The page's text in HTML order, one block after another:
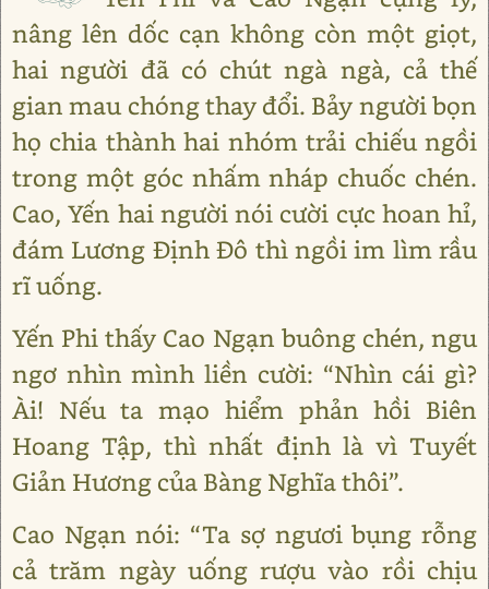
nâng lên dốc cạn không còn một giọt,
hai người đã có chút ngà ngà, cả thế
gian mau chóng thay đổi. Bảy người bọn
họ chia thành hai nhóm trải chiếu ngồi
trong một góc nhấm nháp chuốc chén.
Cao, Yến hai người nói cười cực hoan hỉ,
đám Lương Định Đô thì ngồi im lìm rầu
rĩ uống.
Yến Phi thấy Cao Ngạn buông chén, ngu
ngơ nhìn mình liền cười: “Nhìn cái gì?
Ài! Nếu ta mạo hiểm phản hồi Biên
Hoang Tập, thì nhất định là vì Tuyết
Giản Hương của Bàng Nghĩa thôi”.
Cao Ngạn nói: “Ta sợ ngươi bụng rỗng
cả trăm ngày uống rượu vào rồi chịu